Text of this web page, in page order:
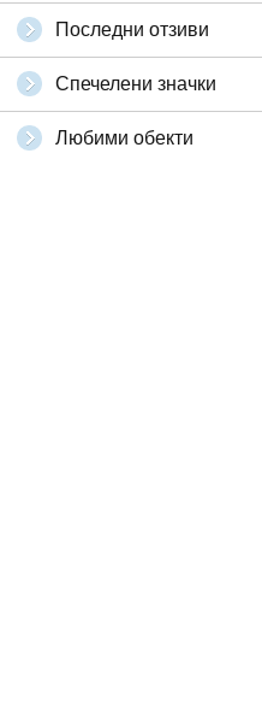
Последни отзиви
Спечелени значки
Любими обекти